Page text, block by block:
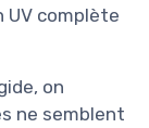
UV complète
on
ne semblent